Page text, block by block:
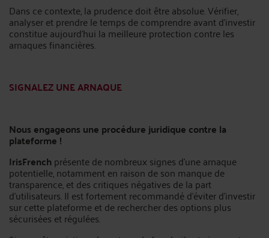
Dans ce contexte, la prudence doit être absolue. Vérifier,
analyser et prendre le temps de comprendre avant d’investir
constitue aujourd’hui la meilleure protection contre les
arnaques financières.
SIGNALEZ UNE ARNAQUE
Nous engageons une procédure juridique contre la
plateforme !
IrisFrenchprésente de nombreux signes d’une arnaque
potentielle, notamment en raison de son manque de
transparence, et des critiques négatives de la part
d’utilisateurs. Il est fortement recommandé d’éviter d’investir
sur cette plateforme et de rechercher des options plus
sécurisées et régulées.